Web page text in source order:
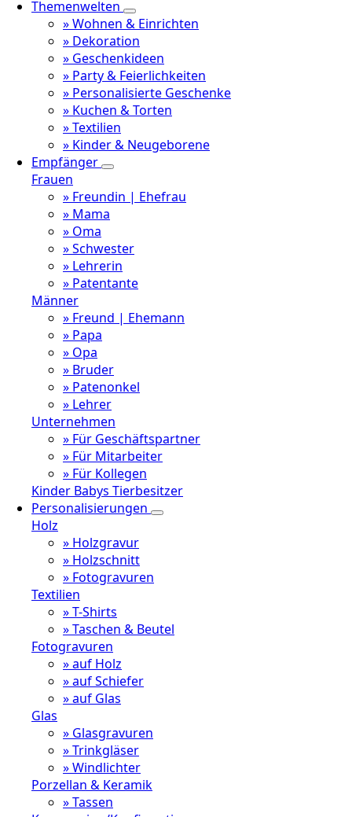
Themenwelten
» Wohnen & Einrichten
» Dekoration
» Geschenkideen
» Party & Feierlichkeiten
» Personalisierte Geschenke
» Kuchen & Torten
» Textilien
» Kinder & Neugeborene
Empfänger
Frauen
» Freundin | Ehefrau
» Mama
» Oma
» Schwester
» Lehrerin
» Patentante
Männer
» Freund | Ehemann
» Papa
» Opa
» Bruder
» Patenonkel
» Lehrer
Unternehmen
» Für Geschäftspartner
» Für Mitarbeiter
» Für Kollegen
Kinder Babys Tierbesitzer
Personalisierungen
Holz
» Holzgravur
» Holzschnitt
» Fotogravuren
Textilien
» T-Shirts
» Taschen & Beutel
Fotogravuren
» auf Holz
» auf Schiefer
» auf Glas
Glas
» Glasgravuren
» Trinkgläser
» Windlichter
Porzellan & Keramik
» Tassen